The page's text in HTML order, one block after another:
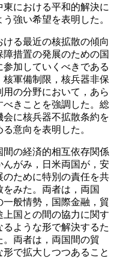
における平和的解決に
強い希望を表明した。
る最近の核拡散の傾向
措置の発展のための国
加していくべきである
軍備制限，核兵器非保
の分野において，あら
きことを強調した。総
に核兵器不拡散条約を
意向を表明した。
間の経済的相互依存関係
がみ，日米両国が，安
ために特別の責任を共
みた。両者は，両国
般情勢，国際金融，貿
国との間の協力に関す
ような形で解決するた
両者は，両国間の貿
で拡大しつつあること